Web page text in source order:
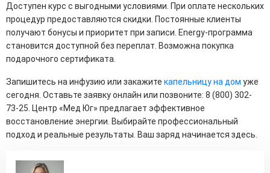
Доступен курс с выгодными условиями. При оплате нескольких
процедур предоставляются скидки. Постоянные клиенты
получают бонусы и приоритет при записи. Energy-программа
становится доступной без переплат. Возможна покупка
подарочного сертификата.
Запишитесь на инфузию или закажите капельницу на дом уже
сегодня. Оставьте заявку онлайн или позвоните: 8 (800) 302-
73-25. Центр «Мед Юг» предлагает эффективное
восстановление энергии. Выбирайте профессиональный
подход и реальные результаты. Ваш заряд начинается здесь.